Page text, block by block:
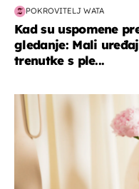
POKROVITELJ WATA
Kad su uspomene
gledanje: Mali
trenutke s ple...
moda & ljepota